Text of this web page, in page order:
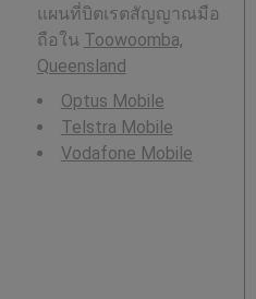
แผนที่บิตเรตสัญญาณมือ
ถือใน Toowoomba,
Queensland
Optus Mobile
Telstra Mobile
Vodafone Mobile